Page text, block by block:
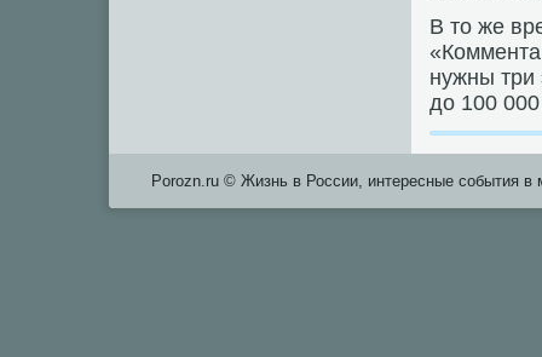
В то же
нужны
до 100
Porozn.ru © Жизнь в России, интересные события в